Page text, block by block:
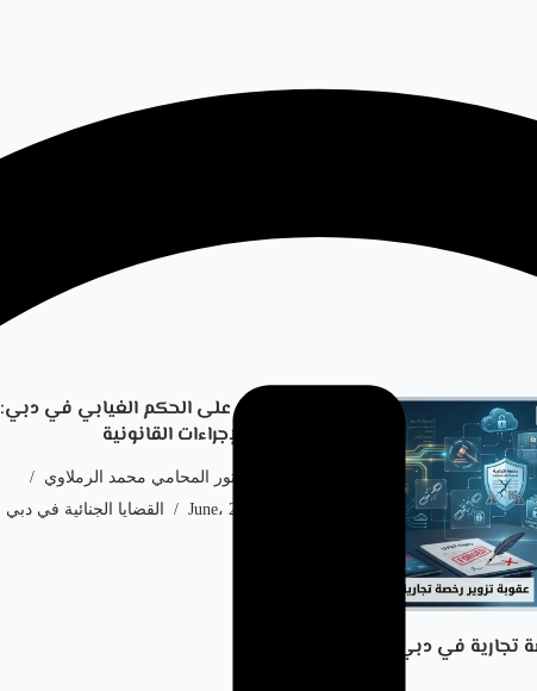
الاعتراض على الحكم الغيابي في دبي:
المدة والإجراءات القانونية
الدكتور المحامي محمد الرملاوي
القضايا الجنائية في دبي